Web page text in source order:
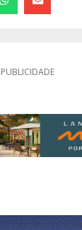
PUBLICIDADE